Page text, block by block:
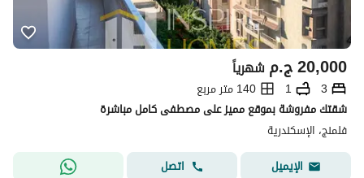
ج.م20,000 شهرياً
3
1
140 متر مربع
شقتك مفروشة بموقع مميز على مصطفى كامل مباشرة
فلمنج، الإسكندرية
الإيميل
اتصل